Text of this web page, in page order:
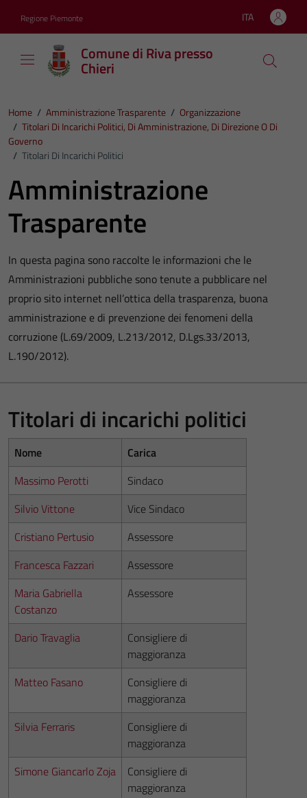
Regione Piemonte Lingua attiva:
ITA
Comune di Riva presso
Chieri
Home / Amministrazione Trasparente / Organizzazione
/ Titolari Di Incarichi Politici, Di Amministrazione, Di Direzione O Di
Governo
/ Titolari Di Incarichi Politici
Amministrazione
Trasparente
In questa pagina sono raccolte le informazioni che le
Amministrazioni pubbliche sono tenute a pubblicare nel
proprio sito internet nell’ottica della trasparenza, buona
amministrazione e di prevenzione dei fenomeni della
corruzione (L.69/2009, L.213/2012, D.Lgs.33/2013,
L.190/2012).
Titolari di incarichi politici
Nome
Carica
Massimo Perotti
Sindaco
Silvio Vittone
Vice Sindaco
Cristiano Pertusio
Assessore
Francesca Fazzari
Assessore
Maria Gabriella
Costanzo
Assessore
Dario Travaglia
Consigliere di
maggioranza
Matteo Fasano
Consigliere di
maggioranza
Silvia Ferraris
Consigliere di
maggioranza
Simone Giancarlo Zoja
Consigliere di
maggioranza